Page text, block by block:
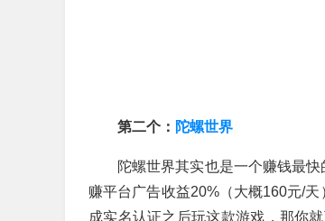
第二个： 陀螺世界
陀螺世界其实也是一个赚钱最
赚平台广告收益20%（大概160元/
成实名认证之后玩这款游戏，那你